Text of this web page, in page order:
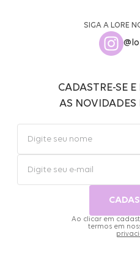
SIGA A LORE
CADASTRE-SE
AS NOVIDADES
Ao clicar em
termos em